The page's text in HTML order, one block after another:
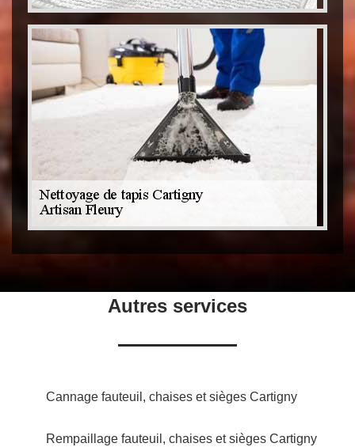
Autres services
Cannage fauteuil, chaises et sièges Cartigny
Rempaillage fauteuil, chaises et sièges Cartigny